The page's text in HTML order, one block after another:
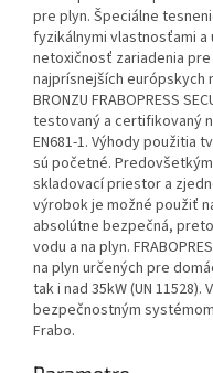
pre plyn. Špeciálne
fyzikálnymi vlastnosťami a
netoxičnosť zariadenia
najprísnejších európskych
BRONZU FRABOPRESS
testovaný a certifikovaný
EN681-1. Výhody použitia
sú početné.
skladovací priestor a
výrobok je možné použiť
absolútne bezpečná,
vodu a na plyn.
na plyn určených pre
tak i nad 35kW (UN
bezpečnostným
Frabo.